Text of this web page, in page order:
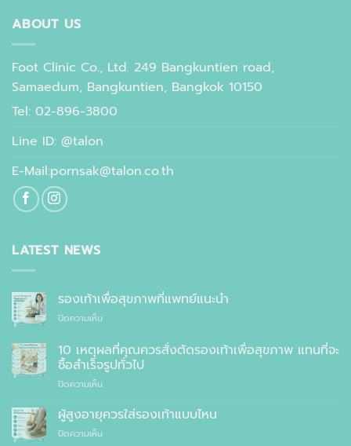
ABOUT US
Foot Clinic Co., Ltd. 249 Bangkuntien road,
Samaedum, Bangkuntien, Bangkok 10150
Tel: 02-896-3800
Line ID: @talon
E-Mail:pornsak@talon.co.th
LATEST NEWS
รองเท้าเพื่อสุขภาพที่แพทย์แนะนำ
ปิดความเห็นบน
เพื่อ
สุขภาพ
ที่
แพทย์
10 เหตุผลที่คุณควรสั่งตัดรองเท้าเพื่อสุขภาพ แทนที่จะ
ซื้อสำเร็จรูปทั่วไป
ปิดความเห็นบน
เหตุผล
คุณ
ผู้สูงอายุควรใส่รองเท้าแบบไหน
ปิดความเห็นบน